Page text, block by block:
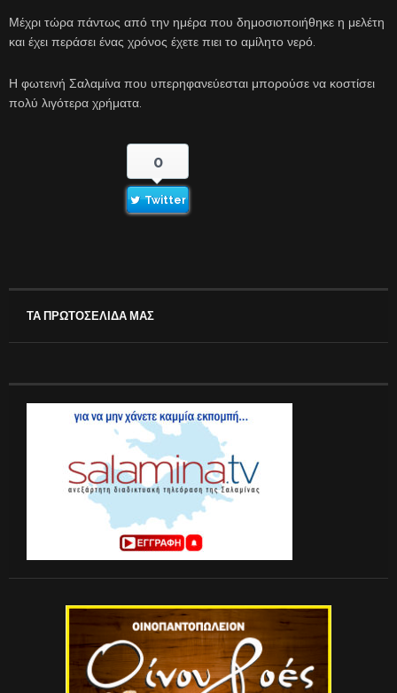
Μέχρι τώρα πάντως από την ημέρα που δημοσιοποιήθηκε η μελέτη
και έχει περάσει ένας χρόνος έχετε πιει το αμίλητο νερό.
Η φωτεινή Σαλαμίνα που υπερηφανεύεσται μπορούσε να κοστίσει
πολύ λιγότερα χρήματα.
0
Twitter
ΤΑ ΠΡΩΤΟΣΕΛΙΔΑ ΜΑΣ